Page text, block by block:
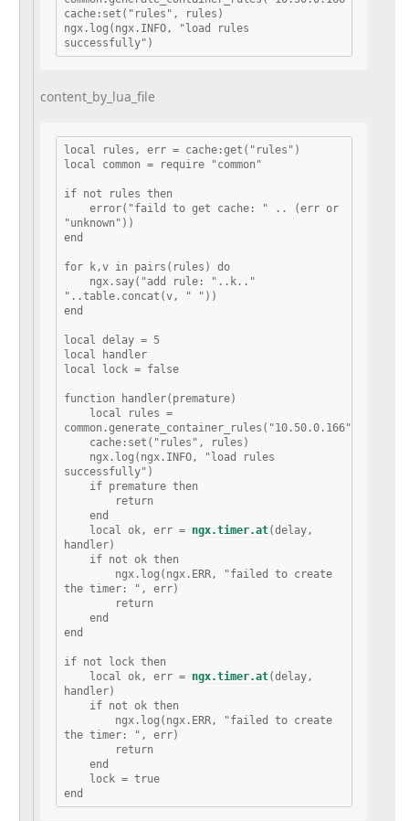
cache:set("rules", rules)
ngx.log(ngx.INFO, "load rules
content_by_lua_file
local rules, err = cache:get("rules")
local common = require "common"
if not rules then
    error("faild to get cache: " .. (err or
"unknown"))
end
for k,v in pairs(rules) do
"..table.concat(v, " "))
end
local delay = 5
local handler
local lock = false
function handler(premature)
common.generate_container_rules("10.50.0.166")
successfully")
    end
    local ok, err =
ngx.timer.at(delay,
handler)
the timer: ", err)
    end
end
if not lock then
    local ok, err =
ngx.timer.at(delay,
handler)
the timer: ", err)
    end